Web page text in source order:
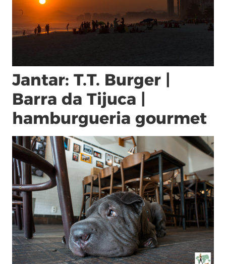
Jantar: T.T. Burger |
Barra da Tijuca |
hamburgueria gourmet